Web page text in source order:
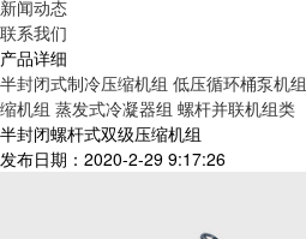
新闻动态
联系我们
产品详细
半封闭式制冷压缩机组 低压循环桶泵机组
缩机组 蒸发式冷凝器组 螺杆并联机组类
半封闭螺杆式双级压缩机组
发布日期：2020-2-29 9:17:26